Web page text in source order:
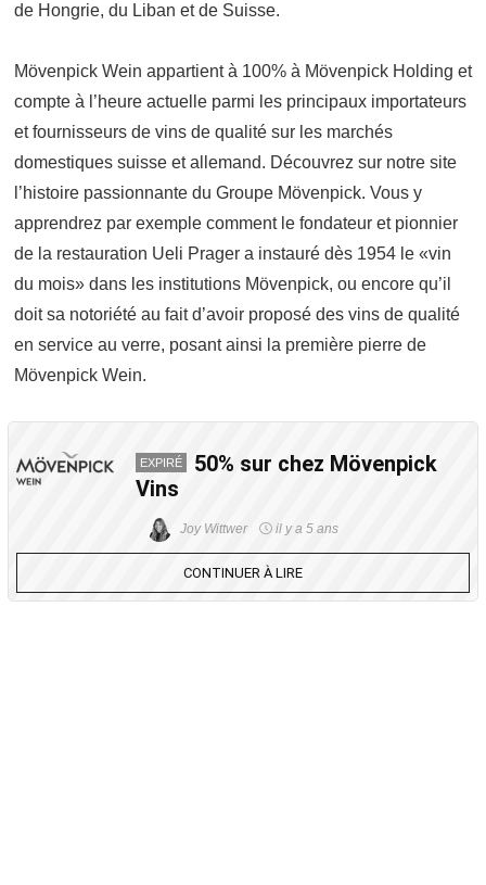
de Hongrie, du Liban et de Suisse.
Mövenpick Wein appartient à 100% à Mövenpick Holding et
compte à l’heure actuelle parmi les principaux importateurs
et fournisseurs de vins de qualité sur les marchés
domestiques suisse et allemand. Découvrez sur notre site
l’histoire passionnante du Groupe Mövenpick. Vous y
apprendrez par exemple comment le fondateur et pionnier
de la restauration Ueli Prager a instauré dès 1954 le «vin
du mois» dans les institutions Mövenpick, ou encore qu’il
doit sa notoriété au fait d’avoir proposé des vins de qualité
en service au verre, posant ainsi la première pierre de
Mövenpick Wein.
EXPIRÉ
50% sur chez Mövenpick
Vins
Joy Wittwer il y a 5 ans
CONTINUER À LIRE